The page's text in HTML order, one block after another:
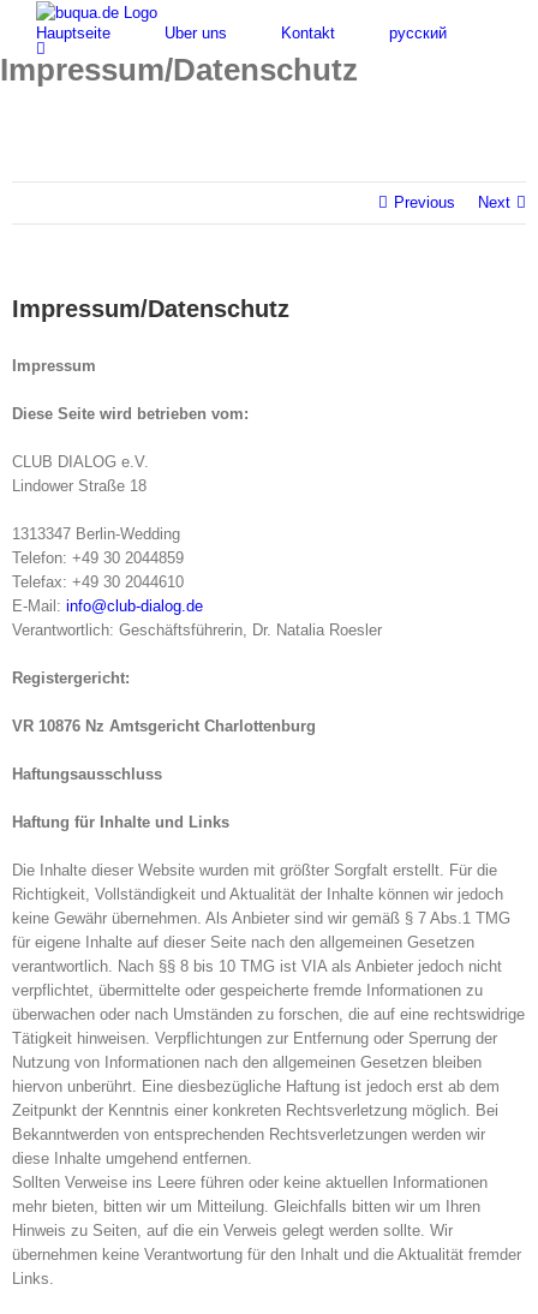
content
for:
Hauptseite
Über uns Kontakt русский
Impressum/Datenschutz
Previous Next
Impressum/Datenschutz
Impressum
Diese Seite wird betrieben vom:
CLUB DIALOG e.V.
Lindower Straße 18
1313347 Berlin-Wedding
Telefon: +49 30 2044859
Telefax: +49 30 2044610
E-Mail: info@club-dialog.de
Verantwortlich: Geschäftsführerin, Dr. Natalia Roesler
Registergericht:
VR 10876 Nz Amtsgericht Charlottenburg
Haftungsausschluss
Haftung für Inhalte und Links
Die Inhalte dieser Website wurden mit größter Sorgfalt erstellt. Für die
Richtigkeit, Vollständigkeit und Aktualität der Inhalte können wir jedoch
keine Gewähr übernehmen. Als Anbieter sind wir gemäß § 7 Abs.1 TMG
für eigene Inhalte auf dieser Seite nach den allgemeinen Gesetzen
verantwortlich. Nach §§ 8 bis 10 TMG ist VIA als Anbieter jedoch nicht
verpflichtet, übermittelte oder gespeicherte fremde Informationen zu
überwachen oder nach Umständen zu forschen, die auf eine rechtswidrige
Tätigkeit hinweisen. Verpflichtungen zur Entfernung oder Sperrung der
Nutzung von Informationen nach den allgemeinen Gesetzen bleiben
hiervon unberührt. Eine diesbezügliche Haftung ist jedoch erst ab dem
Zeitpunkt der Kenntnis einer konkreten Rechtsverletzung möglich. Bei
Bekanntwerden von entsprechenden Rechtsverletzungen werden wir
diese Inhalte umgehend entfernen.
Sollten Verweise ins Leere führen oder keine aktuellen Informationen
mehr bieten, bitten wir um Mitteilung. Gleichfalls bitten wir um Ihren
Hinweis zu Seiten, auf die ein Verweis gelegt werden sollte. Wir
übernehmen keine Verantwortung für den Inhalt und die Aktualität fremder
Links.